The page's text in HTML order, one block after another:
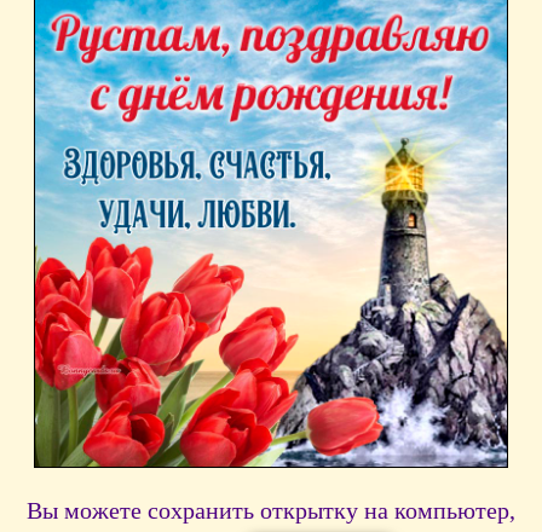
Вы можете сохранить открытку на компьютер,